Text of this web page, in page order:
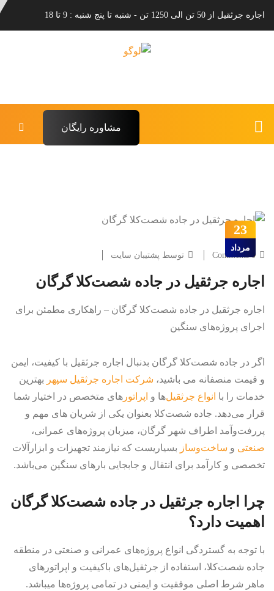
اجاره جرثقیل از 50 تن الی 1250 تن - شنبه تا پنج شنبه : 9 تا 18
مشاوره رایگان
23
مرداد
0 Comments
توسط پشتیبان سایت
اجاره جرثقیل در جاده شصت‌کلا گرگان
اجاره جرثقیل در جاده شصت‌کلا گرگان – راهکاری مطمئن برای
اجرای پروژه‌های سنگین
اگر در جاده شصت‌کلا گرگان بدنبال اجاره جرثقیل با کیفیت، ایمن
و قیمت منصفانه می باشید، شرکت اجاره جرثقیل سپهر بهترین
خدمات را با انواع جرثقیل‌ها و اپراتور های متخصص در اختیار شما
قرار می‌دهد. جاده شصت‌کلا بعنوان یکی از شریان های مهم و
پررفت‌وآمد اطراف شهر گرگان، میزبان پروژه‌های عمرانی،
صنعتی و ساخت‌وساز بسیاریست که نیازمند تجهیزات و ابزارآلات
تخصصی و کارآمد برای انتقال و جابجایی بارهای سنگین می‌باشد.
چرا اجاره جرثقیل در جاده شصت‌کلا گرگان
اهمیت دارد؟
با توجه به گستردگی انواع پروژه‌های عمرانی و صنعتی در منطقه
جاده شصت‌کلا، استفاده از جرثقیل‌های باکیفیت و اپراتورهای
ماهر شرط اصلی موفقیت و ایمنی در تمامی پروژه‌ها میباشد.